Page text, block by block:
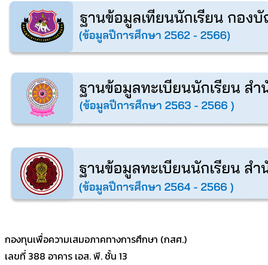
กองทุนเพื่อความเสมอภาคทางการศึกษา (กสศ.)
เลขที่ 388 อาคาร เอส. พี. ชั้น 13